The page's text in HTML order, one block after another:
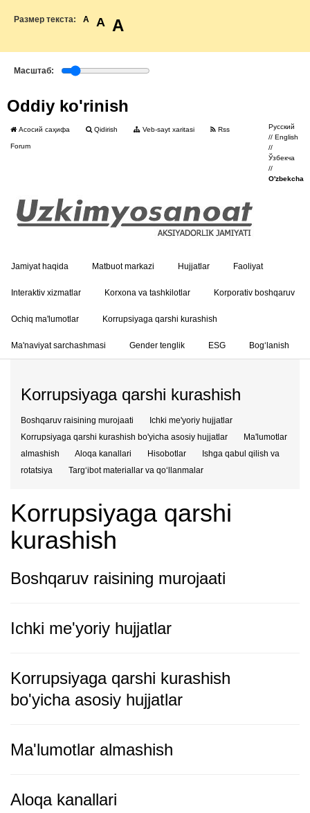
Размер текста: A A A
Масштаб:
Oddiy ko'rinish
Асосий саҳифа Qidirish Veb-sayt xaritasi Rss
Forum
Русский
//English
//
Ўзбекча
//
O'zbekcha
Jamiyat haqida Matbuot markazi Hujjatlar Faoliyat
Interaktiv xizmatlar Korxona va tashkilotlar Korporativ boshqaruv
Ochiq ma'lumotlar Korrupsiyaga qarshi kurashish
Ma'naviyat sarchashmasi Gender tenglik ESG Bog‘lanish
Korrupsiyaga qarshi kurashish
Boshqaruv raisining murojaati
Ichki me'yoriy hujjatlar
Korrupsiyaga qarshi kurashish bo'yicha asosiy hujjatlar
Ma'lumotlar
almashish
Aloqa kanallari Hisobotlar
Ishga qabul qilish va
rotatsiya
Targʻibot materiallar va qoʻllanmalar
Korrupsiyaga qarshi
kurashish
Boshqaruv raisining murojaati
Ichki me'yoriy hujjatlar
Korrupsiyaga qarshi kurashish
bo'yicha asosiy hujjatlar
Ma'lumotlar almashish
Aloqa kanallari